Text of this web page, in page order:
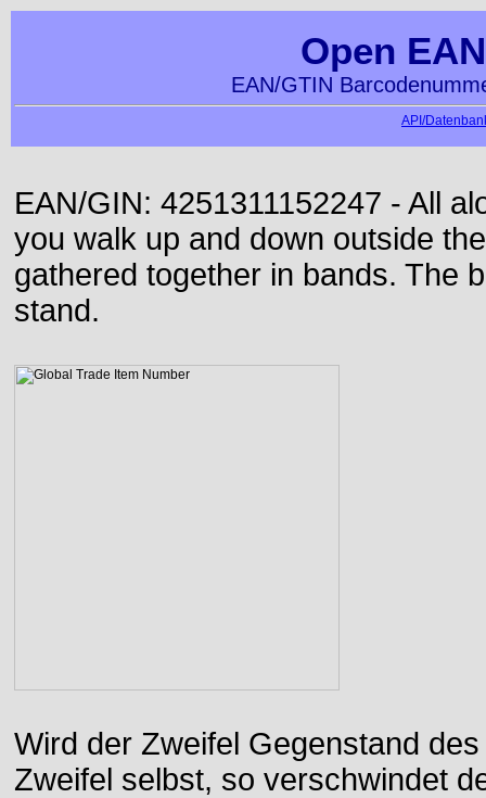
Open
EAN/GTIN
API/
EAN/GIN: 4251311152247 - All
you walk up and down outside
gathered together in bands. The
stand.
Wird der Zweifel Gegenstand
Zweifel selbst, so verschwindet